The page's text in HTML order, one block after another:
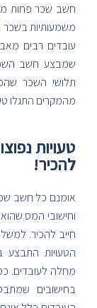
חשב שכר פחות
משמעותיות
עובדים רבים
שמבצע חשב
מהמקרים התגלו
טעויות
להכיר!
אומנם כל חשב
וחישובי המס
חייב להכיר.
הטעויות התבצע
מחלה לעובדים.